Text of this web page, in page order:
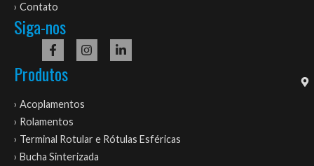
› Contato
Siga-nos
Produtos
› Acoplamentos
› Rolamentos
› Terminal Rotular e Rótulas Esféricas
› Bucha Sinterizada